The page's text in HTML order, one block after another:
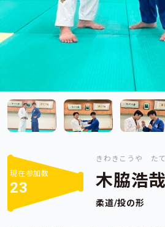
現在参加数
23
きわきこうや た
木脇浩
柔道/投の形